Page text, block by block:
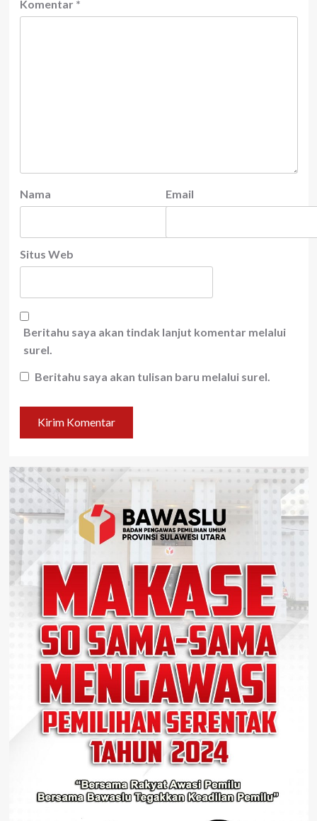
Komentar *
Nama Email
Situs Web
Beritahu saya akan tindak lanjut komentar melalui
surel.
Beritahu saya akan tulisan baru melalui surel.